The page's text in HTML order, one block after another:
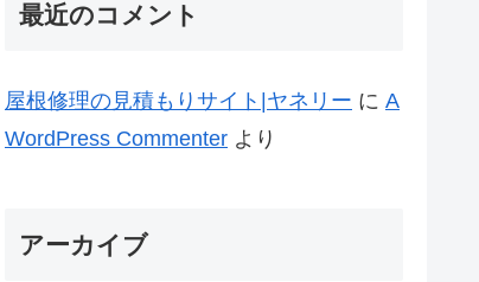
最近のコメント
屋根修理の見積もりサイト|ヤネリー に A
WordPress Commenter より
アーカイブ